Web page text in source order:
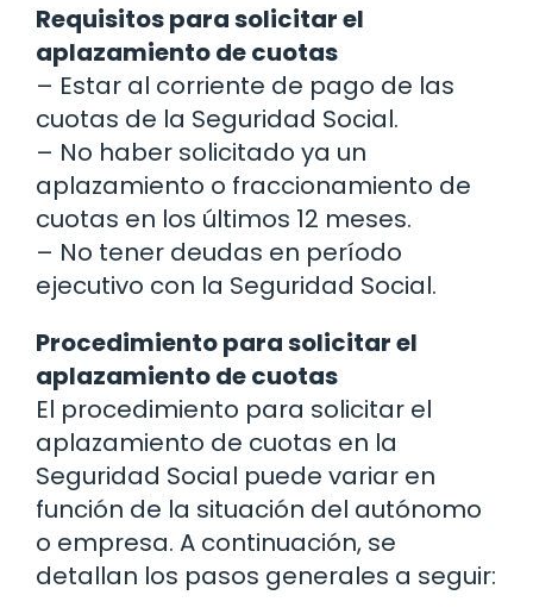
Requisitos para solicitar el
aplazamiento de cuotas
– Estar al corriente de pago de las
cuotas de la Seguridad Social.
– No haber solicitado ya un
aplazamiento o fraccionamiento de
cuotas en los últimos 12 meses.
– No tener deudas en período
ejecutivo con la Seguridad Social.
Procedimiento para solicitar el
aplazamiento de cuotas
El procedimiento para solicitar el
aplazamiento de cuotas en la
Seguridad Social puede variar en
función de la situación del autónomo
o empresa. A continuación, se
detallan los pasos generales a seguir: